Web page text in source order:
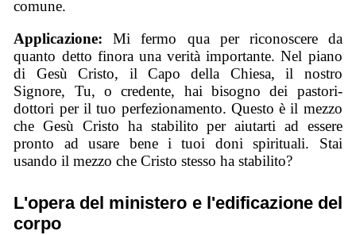
comune.
Applicazione: Mi fermo qua per riconoscere da
quanto detto finora una verità importante. Nel piano
di Gesù Cristo, il Capo della Chiesa, il nostro
Signore, Tu, o credente, hai bisogno dei pastori-
dottori per il tuo perfezionamento. Questo è il mezzo
che Gesù Cristo ha stabilito per aiutarti ad essere
pronto ad usare bene i tuoi doni spirituali. Stai
usando il mezzo che Cristo stesso ha stabilito?
L'opera del ministero e l'edificazione del
corpo